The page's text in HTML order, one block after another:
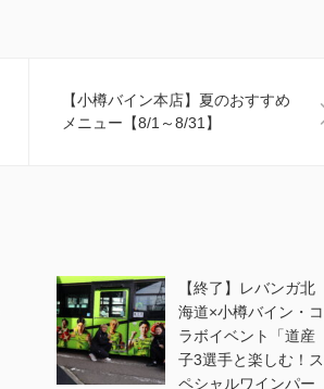
【小樽バイン本店】夏のおすすめ
メニュー【8/1～8/31】
【終了】レバンガ北
海道×小樽バイン・コ
ラボイベント「道産
子3選手と楽しむ！ス
ペシャルワインパー